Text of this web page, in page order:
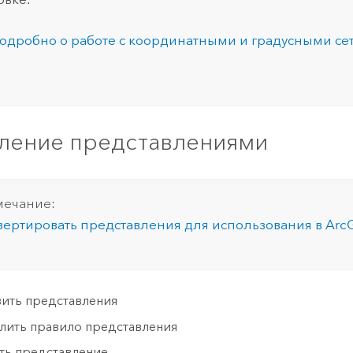
о работе с координатными и градусными
представлениями
представления для использования в
представления
правило представления